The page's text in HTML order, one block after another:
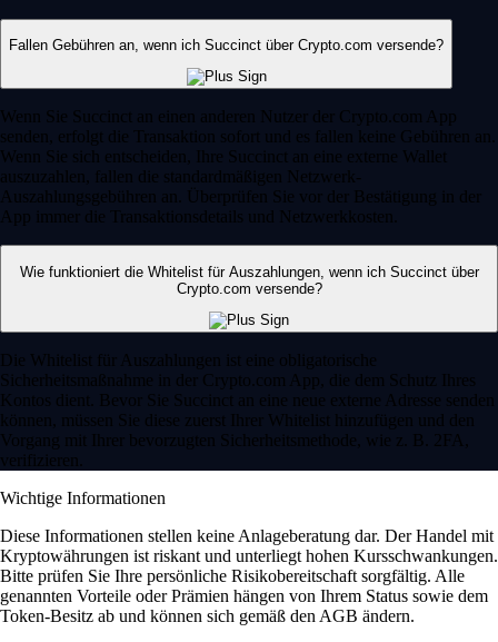
Fallen Gebühren an, wenn ich Succinct über Crypto.com versende?
Wenn Sie Succinct an einen anderen Nutzer der Crypto.com App
senden, erfolgt die Transaktion sofort und es fallen keine Gebühren an.
Wenn Sie sich entscheiden, Ihre Succinct an eine externe Wallet
auszuzahlen, fallen die standardmäßigen Netzwerk-
Auszahlungsgebühren an. Überprüfen Sie vor der Bestätigung in der
App immer die Transaktionsdetails und Netzwerkkosten.
Wie funktioniert die Whitelist für Auszahlungen, wenn ich Succinct über
Crypto.com versende?
Die Whitelist für Auszahlungen ist eine obligatorische
Sicherheitsmaßnahme in der Crypto.com App, die dem Schutz Ihres
Kontos dient. Bevor Sie Succinct an eine neue externe Adresse senden
können, müssen Sie diese zuerst Ihrer Whitelist hinzufügen und den
Vorgang mit Ihrer bevorzugten Sicherheitsmethode, wie z. B. 2FA,
verifizieren.
Wichtige Informationen
Diese Informationen stellen keine Anlageberatung dar. Der Handel mit
Kryptowährungen ist riskant und unterliegt hohen Kursschwankungen.
Bitte prüfen Sie Ihre persönliche Risikobereitschaft sorgfältig. Alle
genannten Vorteile oder Prämien hängen von Ihrem Status sowie dem
Token-Besitz ab und können sich gemäß den AGB ändern.